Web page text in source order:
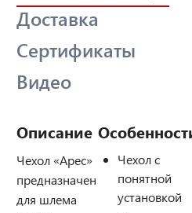
Доставка
Сертификаты
Видео
Описание
Чехол «Арес»
предназначен
для шлема
Чехол с
понятной
установкой